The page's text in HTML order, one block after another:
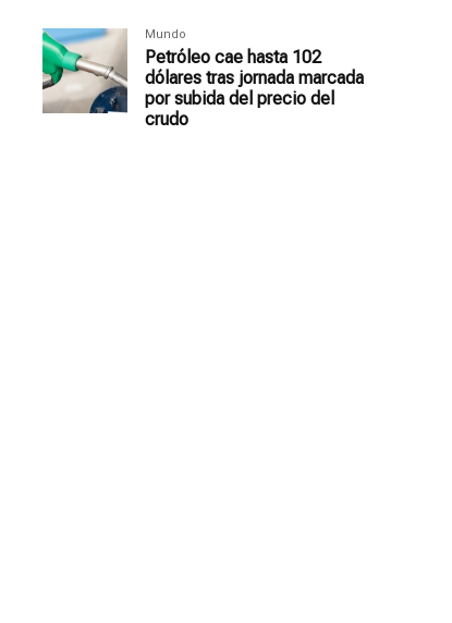
Mundo
Petróleo cae hasta 102
dólares tras jornada marcada
por subida del precio del
crudo